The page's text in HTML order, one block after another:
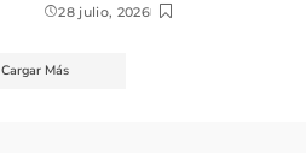
28 julio, 2026
Cargar Más